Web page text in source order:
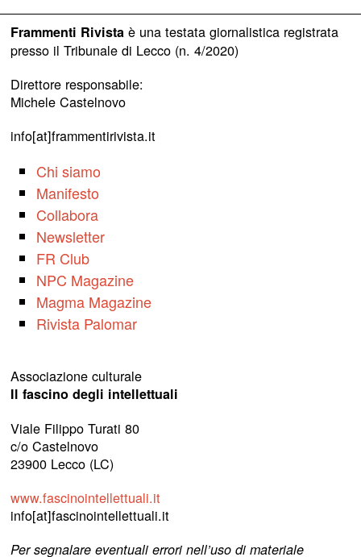
Frammenti Rivistaè una testata giornalistica registrata
presso il Tribunale di Lecco (n. 4/2020)
Direttore responsabile:
Michele Castelnovo
info[at]frammentirivista.it
Chi siamo
Manifesto
Collabora
Newsletter
FR Club
NPC Magazine
Magma Magazine
Rivista Palomar
Associazione culturale
Il fascino degli intellettuali
Viale Filippo Turati 80
c/o Castelnovo
23900 Lecco (LC)
www.fascinointellettuali.it
info[at]fascinointellettuali.it
Per segnalare eventuali errori nell’uso di materiale